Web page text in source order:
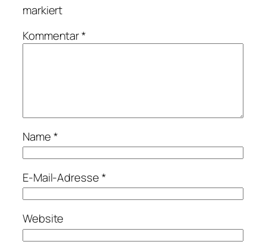
markiert
Kommentar*
Name*
E-Mail-Adresse*
Website